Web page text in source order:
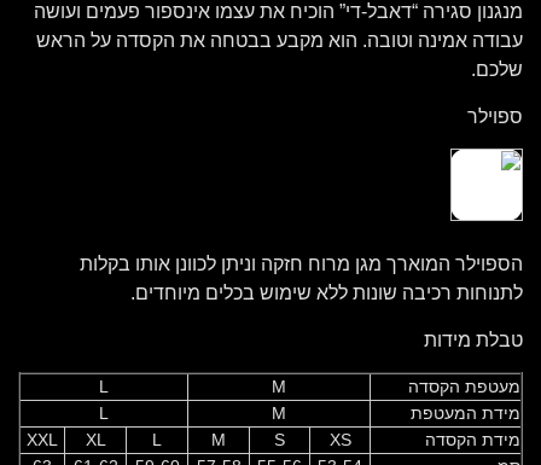
מנגנון סגירה “דאבל-די” הוכיח את עצמו אינספור פעמים ועושה
עבודה אמינה וטובה. הוא מקבע בבטחה את הקסדה על הראש
שלכם.
ספוילר
הספוילר המוארך מגן מרוח חזקה וניתן לכוונן אותו בקלות
לתנוחות רכיבה שונות ללא שימוש בכלים מיוחדים.
טבלת מידות
מעטפת הקסדה M
L
מידת המעטפת
M
L
מידת הקסדה
XS
S
M
L
XL
XXL